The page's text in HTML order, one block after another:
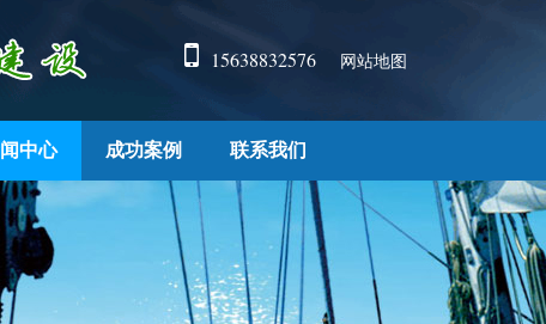
15638832576 网站地图
中心 成功案例 联系我们